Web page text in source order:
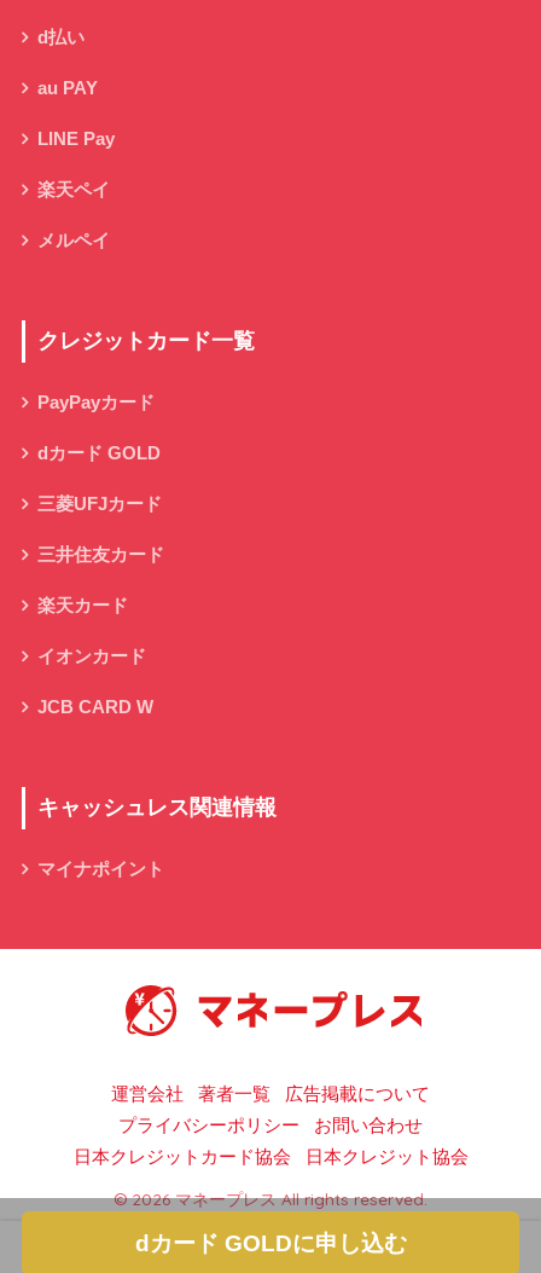
d払い
au PAY
LINE Pay
楽天ペイ
メルペイ
クレジットカード一覧
PayPayカード
dカード GOLD
三菱UFJカード
三井住友カード
楽天カード
イオンカード
JCB CARD W
キャッシュレス関連情報
マイナポイント
運営会社 著者一覧
広告掲載について
プライバシーポリシー
お問い合わせ
日本クレジットカード協会
日本クレジット協会
© 2026 マネープレス All rights reserved.
dカード GOLDに申し込む